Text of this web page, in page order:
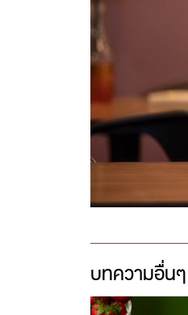
บทความอื่นๆ